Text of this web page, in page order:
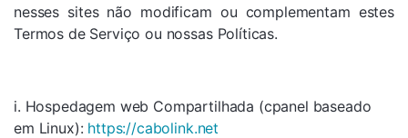
nesses sites não modificam ou complementam estes
Termos de Serviço ou nossas Políticas.
i. Hospedagem web Compartilhada (cpanel baseado
em Linux): https://cabolink.net